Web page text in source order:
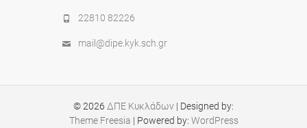
22810 82226
mail@dipe.kyk.sch.gr
© 2026 ΔΠΕ Κυκλάδων | Designed by:
Theme Freesia | Powered by: WordPress